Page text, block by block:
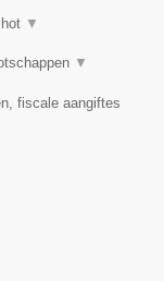
▼
▼
fiscale aangiftes